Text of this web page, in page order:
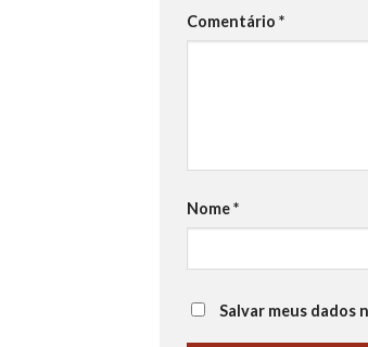
Comentário *
Nome*
Salvar meus dados